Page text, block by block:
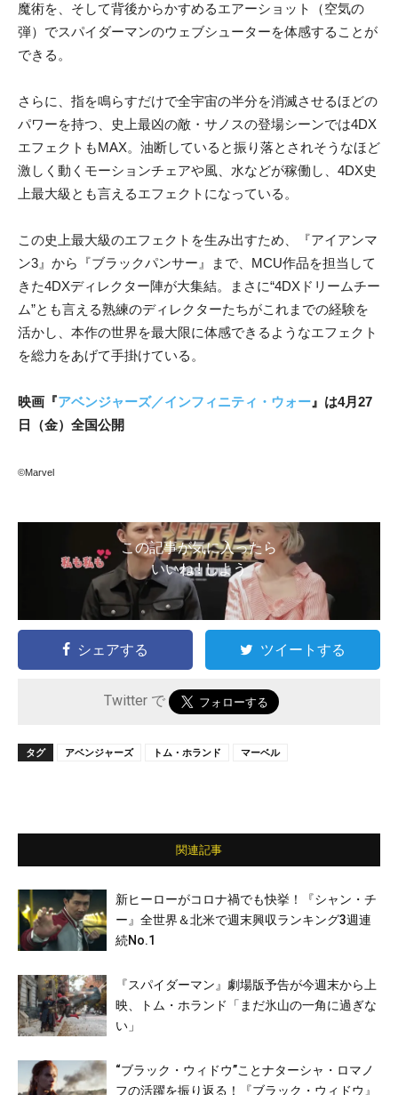
魔術を、そして背後からかすめるエアーショット（空気の
弾）でスパイダーマンのウェブシューターを体感することが
できる。
さらに、指を鳴らすだけで全宇宙の半分を消滅させるほどの
パワーを持つ、史上最凶の敵・サノスの登場シーンでは4DX
エフェクトもMAX。油断していると振り落とされそうなほど
激しく動くモーションチェアや風、水などが稼働し、4DX史
上最大級とも言えるエフェクトになっている。
この史上最大級のエフェクトを生み出すため、『アイアンマ
ン3』から『ブラックパンサー』まで、MCU作品を担当して
きた4DXディレクター陣が大集結。
まさに“4DXドリームチー
ム”とも言える熟練のディレクターたちがこれまでの経験を
活かし、本作の世界を最大限に体感できるようなエフェクト
を総力をあげて手掛けている。
映画『アベンジャーズ／インフィニティ・ウォー』は4月27
日（金）全国公開
©Marvel
この記事が気に入ったら
いいね ! しよう
シェアする ツイートする
Twitter で
タグ アベンジャーズ トム・ホランド マーベル
関連記事
新ヒーローがコロナ禍でも快挙！『シャン・チ
ー』全世界＆北米で週末興収ランキング3週連
続No.1
『スパイダーマン』劇場版予告が今週末から上
映、トム・ホランド「まだ氷山の一角に過ぎな
い」
“ブラック・ウィドウ”ことナターシャ・ロマノ
フの活躍を振り返る！『ブラック・ウィドウ』